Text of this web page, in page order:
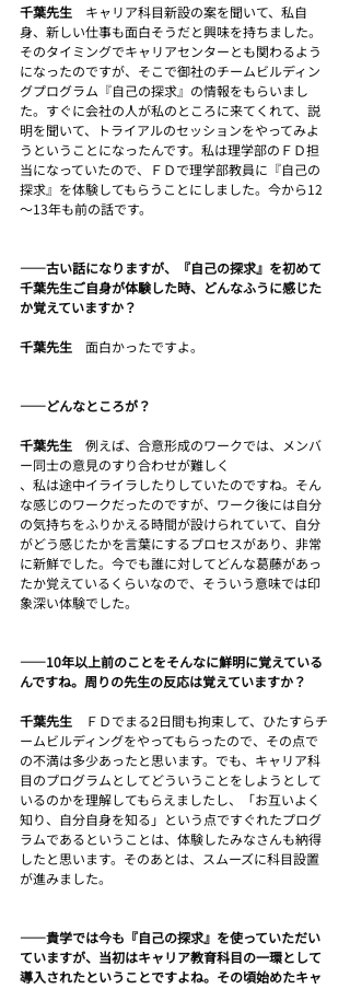
千葉先生 キャリア科目新設の案を聞いて、私自
身、新しい仕事も面白そうだと興味を持ちました。
そのタイミングでキャリアセンターとも関わるよう
になったのですが、そこで御社のチームビルディン
グプログラム『自己の探求』の情報をもらいまし
た。すぐに会社の人が私のところに来てくれて、説
明を聞いて、トライアルのセッションをやってみよ
うということになったんです。私は理学部のＦＤ担
当になっていたので、ＦＤで理学部教員に『自己の
探求』を体験してもらうことにしました。今から12
～13年も前の話です。
――古い話になりますが、『自己の探求』を初めて
千葉先生ご自身が体験した時、どんなふうに感じた
か覚えていますか？
千葉先生 面白かったですよ。
――どんなところが？
千葉先生 例えば、合意形成のワークでは、メンバ
ー同士の意見のすり合わせが難しく
、私は途中イライラしたりしていたのですね。そん
な感じのワークだったのですが、ワーク後には自分
の気持ちをふりかえる時間が設けられていて、自分
がどう感じたかを言葉にするプロセスがあり、非常
に新鮮でした。今でも誰に対してどんな葛藤があっ
たか覚えているくらいなので、そういう意味では印
象深い体験でした。
――10年以上前のことをそんなに鮮明に覚えている
んですね。周りの先生の反応は覚えていますか？
千葉先生
ＦＤでまる2日間も拘束して、ひたすらチ
ームビルディングをやってもらったので、その点で
の不満は多少あったと思います。でも、キャリア科
目のプログラムとしてどういうことをしようとして
いるのかを理解してもらえましたし、「お互いよく
知り、自分自身を知る」という点ですぐれたプログ
ラムであるということは、体験したみなさんも納得
したと思います。そのあとは、スムーズに科目設置
が進みました。
――貴学では今も『自己の探求』を使っていただい
ていますが、当初はキャリア教育科目の一環として
導入されたということですよね。その頃始めたキャ